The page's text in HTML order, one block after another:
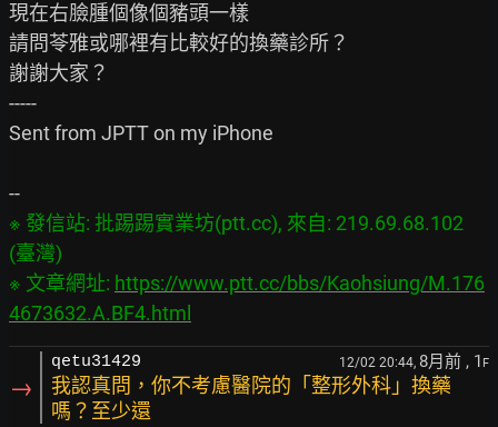
現在右臉腫個像個豬頭一樣
請問苓雅或哪裡有比較好的換藥診所？
謝謝大家？
-----
Sent from JPTT on my iPhone
※ 發信站: 批踢踢實業坊(ptt.cc), 來自: 219.69.68.102
(臺灣)
※ 文章網址: https://www.ptt.cc/bbs/Kaohsiung/M.176
4673632.A.BF4.html
→
qetu31429 12/02 20:44, 8月前 , 1 F
我認真問，你不考慮醫院的「整形外科」換藥
嗎？至少還